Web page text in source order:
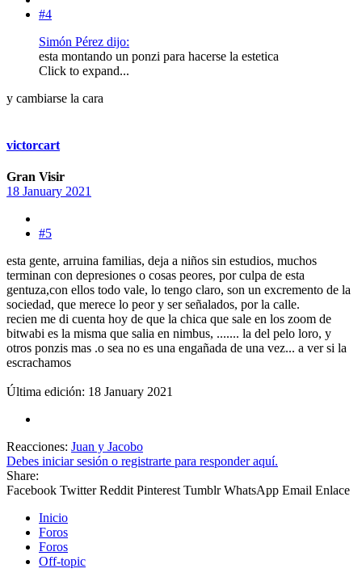
#4
Simón Pérez dijo:
esta montando un ponzi para hacerse la estetica
Click to expand...
y cambiarse la cara
victorcart
Gran Visir
18 January 2021
#5
esta gente, arruina familias, deja a niños sin estudios, muchos
terminan con depresiones o cosas peores, por culpa de esta
gentuza,con ellos todo vale, lo tengo claro, son un excremento de la
sociedad, que merece lo peor y ser señalados, por la calle.
recien me di cuenta hoy de que la chica que sale en los zoom de
bitwabi es la misma que salia en nimbus, ....... la del pelo loro, y
otros ponzis mas .o sea no es una engañada de una vez... a ver si la
escrachamos
Última edición: 18 January 2021
Reacciones: Juan y Jacobo
Debes iniciar sesión o registrarte para responder aquí.
Share:
Facebook Twitter Reddit Pinterest Tumblr WhatsApp Email Enlace
Inicio
Foros
Foros
Off-topic